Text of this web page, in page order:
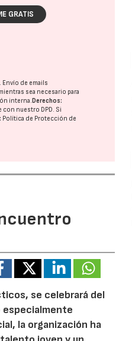
GRATIS
de emails
sea necesario para
interna.Derechos:
con nuestro DPD. Si
Política de Protección de
se celebrará del
especialmente
la organización ha